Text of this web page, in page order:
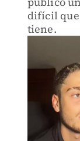
difícil que
tiene.